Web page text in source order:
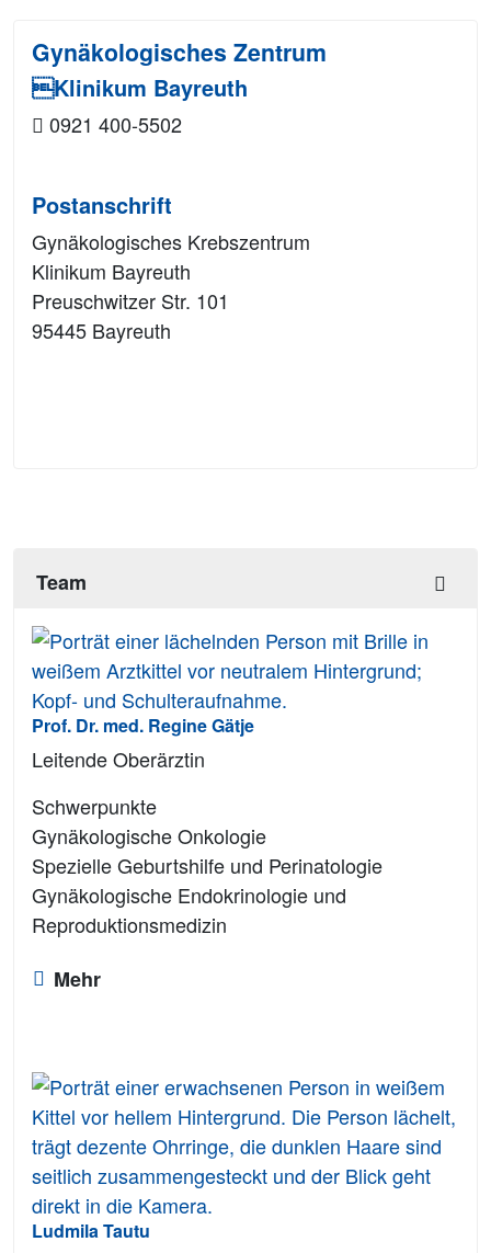
Gynäkologisches Zentrum
Klinikum Bayreuth
0921 400-5502
Postanschrift
Gynäkologisches Krebszentrum
Klinikum Bayreuth
Preuschwitzer Str. 101
95445 Bayreuth
Team
Prof. Dr. med. Regine Gätje
Leitende Oberärztin
Schwerpunkte
Gynäkologische Onkologie
Spezielle Geburtshilfe und Perinatologie
Gynäkologische Endokrinologie und
Reproduktionsmedizin
Mehr
Ludmila Tautu